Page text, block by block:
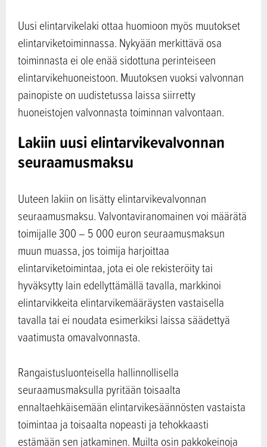
Uusi elintarvikelaki ottaa huomioon myös muutokset
elintarviketoiminnassa. Nykyään merkittävä osa
toiminnasta ei ole enää sidottuna perinteiseen
elintarvikehuoneistoon. Muutoksen vuoksi valvonnan
painopiste on uudistetussa laissa siirretty
huoneistojen valvonnasta toiminnan valvontaan.
Lakiin uusi elintarvikevalvonnan
seuraamusmaksu
Uuteen lakiin on lisätty elintarvikevalvonnan
seuraamusmaksu. Valvontaviranomainen voi määrätä
toimijalle 300 – 5 000 euron seuraamusmaksun
muun muassa, jos toimija harjoittaa
elintarviketoimintaa, jota ei ole rekisteröity tai
hyväksytty lain edellyttämällä tavalla, markkinoi
elintarvikkeita elintarvikemääräysten vastaisella
tavalla tai ei noudata esimerkiksi laissa säädettyä
vaatimusta omavalvonnasta.
Rangaistusluonteisella hallinnollisella
seuraamusmaksulla pyritään toisaalta
ennaltaehkäisemään elintarvikesäännösten vastaista
toimintaa ja toisaalta nopeasti ja tehokkaasti
estämään sen jatkaminen. Muilta osin pakkokeinoja